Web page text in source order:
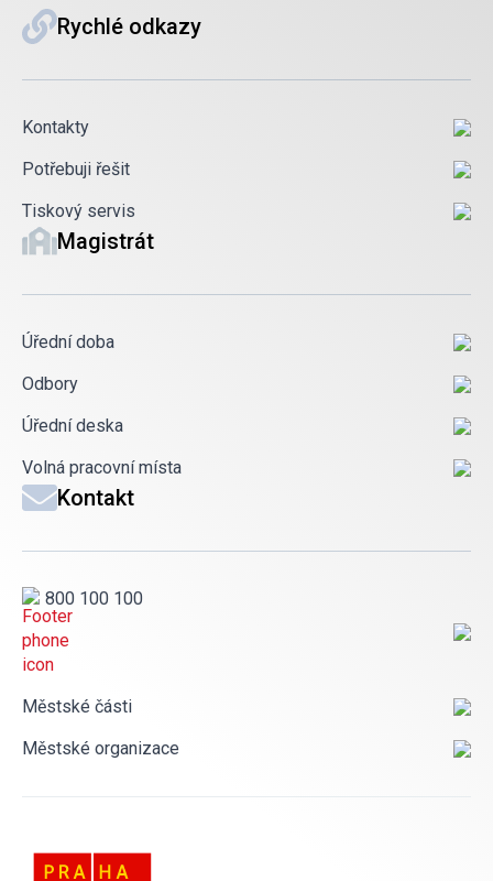
Rychlé odkazy
Kontakty
Potřebuji řešit
Tiskový servis
Magistrát
Úřední doba
Odbory
Úřední deska
Volná pracovní místa
Kontakt
800 100 100
Městské části
Městské organizace